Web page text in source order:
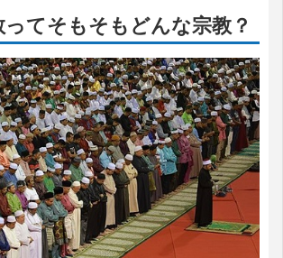
てそもそもどんな宗教？